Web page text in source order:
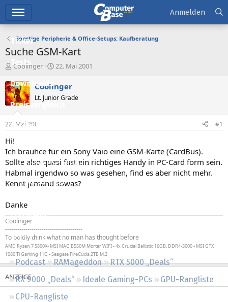
Ticker
Tests
Downloads
Preisvergleich
Forum
Aktuelles
Empfohlene Inhalte
Neue Beiträge
Leserartikel
Regeln
Podcast RAMageddon
RTX 5000 „Deals“
RX 9000 „Deals“
Ideale Gaming-PCs
GPU-Rangliste
CPU-Rangliste
Anmelden
Sonstige Peripherie & Office-Setups: Kaufberatung
Suche GSM-Kart
E
s
t
e
e
r
Coolinger
E
s
e
t
22. Mai 2001
Coolinger
Lt. Junior Grade
22. Mai 2001 #1
Hi!
Ich brauhce für ein Sony Vaio eine GSM-Karte (CardBus).
Sollte also quasi fast ein richtiges Handy in PC-Card form sein.
Habmal irgendwo so was gesehen, find es aber nicht mehr.
Kennt jemand sowas?
Danke
Coolinger
--------------------------------------
To boldly think what no man has thought before
AMD Ryzen 7 5800X▪ MSI MAG B550M Mortar WIFI ▪ 4x Crucial Ballistix 16GB, DDR4-3000 ▪ MSI GTX
1080 Ti Gaming 11G ▪ Seagate FireCuda 2TB M.2